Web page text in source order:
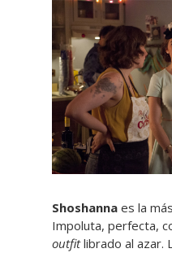
Shoshanna es la
Impoluta, perfecta,
outfitlibrado al azar.